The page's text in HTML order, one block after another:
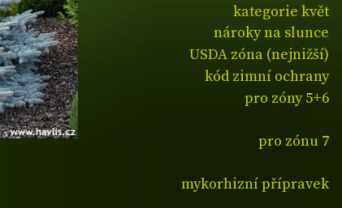
kategorie květ
nároky na slunce
USDA zóna (nejnižší)
kód zimní ochrany
pro zóny 5+6
pro zónu 7
mykorhizní přípravek